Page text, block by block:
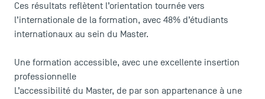
Ces résultats reflètent l’orientation tournée vers
l’internationale de la formation, avec 48% d’étudiants
internationaux au sein du Master.
Une formation accessible, avec une excellente insertion
professionnelle
L’accessibilité du Master, de par son appartenance à une